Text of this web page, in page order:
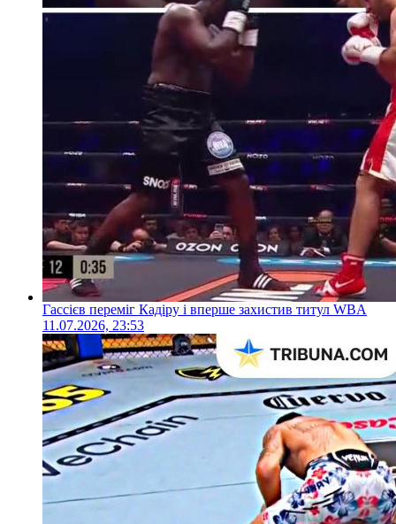
Гассієв переміг Кадіру і вперше захистив титул WBA
11.07.2026, 23:53